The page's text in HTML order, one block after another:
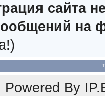
сайта
на
Powered By